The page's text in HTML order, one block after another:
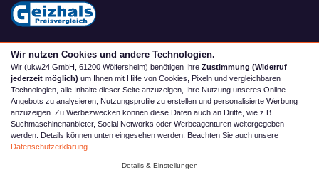
Alle Preise inkl. MwSt. zzgl. Versand | *) Unverbindliche
Wir nutzen Cookies und andere Technologien.
Wir (ukw24 GmbH, 61200 Wölfersheim) benötigen Ihre Zustimmung (Widerruf
jederzeit möglich) um Ihnen mit Hilfe von Cookies, Pixeln und vergleichbaren
Technologien, alle Inhalte dieser Seite anzuzeigen, Ihre Nutzung unseres Online-
Angebots zu analysieren, Nutzungsprofile zu erstellen und personalisierte Werbung
anzuzeigen. Zu Werbezwecken können diese Daten auch an Dritte, wie z.B.
Suchmaschinenanbieter, Social Networks oder Werbeagenturen weitergegeben
werden. Details können unten eingesehen werden. Beachten Sie auch unsere
Datenschutzerklärung
Details & Einstellungen